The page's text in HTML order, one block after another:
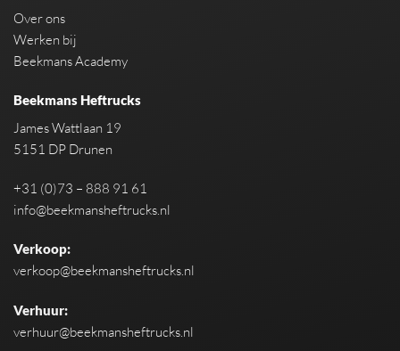
Over ons
Werken bij
Beekmans Academy
Beekmans Heftrucks
James Wattlaan 19
5151 DP Drunen
+31 (0)73 – 888 91 61
info@beekmansheftrucks.nl
Verkoop:
verkoop@beekmansheftrucks.nl
Verhuur:
verhuur@beekmansheftrucks.nl